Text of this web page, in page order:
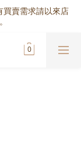
買賣需求請以來店